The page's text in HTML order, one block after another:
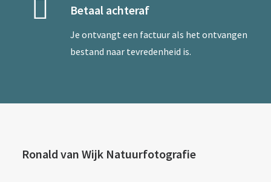
Betaal achteraf
Je ontvangt een factuur als het ontvangen
bestand naar tevredenheid is.
Ronald van Wijk Natuurfotografie